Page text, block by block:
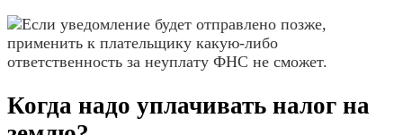
Если уведомление будет отправлено позже,
применить к плательщику какую-либо
ответственность за неуплату ФНС не сможет.
Когда надо уплачивать налог на